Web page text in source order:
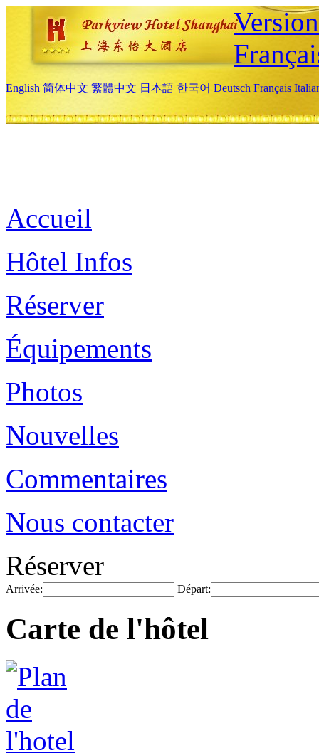
English 简体中文 繁體中文 日本語 한국어 Deutsch Français
Accueil
Hôtel Infos
Réserver
Équipements
Photos
Nouvelles
Commentaires
Nous contacter
Réserver
Arrivée: Départ:
Carte de l'hôtel